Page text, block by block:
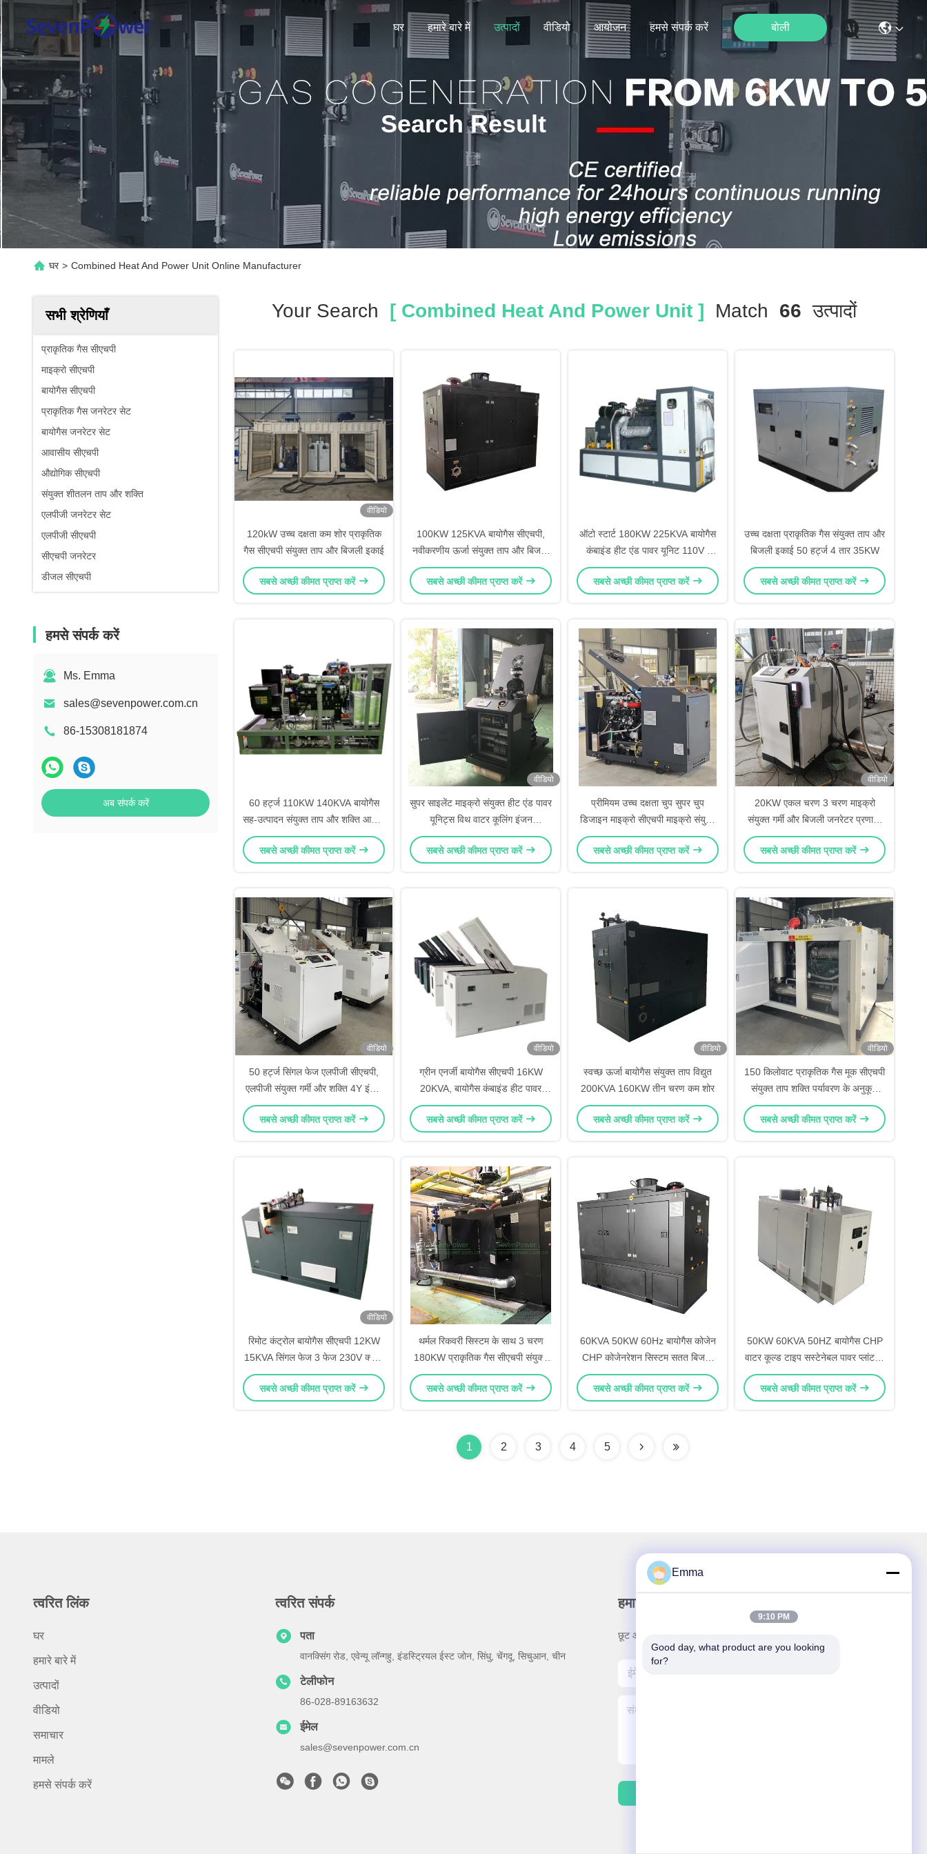
घर हमारे बारे में उत्पादों वीडियो आयोजन हमसे संपर्क करें बोली
Search Result
घर > Combined Heat And Power Unit Online Manufacturer
सभी श्रेणियाँ
प्राकृतिक गैस सीएचपी
माइक्रो सीएचपी
बायोगैस सीएचपी
प्राकृतिक गैस जनरेटर सेट
बायोगैस जनरेटर सेट
आवासीय सीएचपी
औद्योगिक सीएचपी
संयुक्त शीतलन ताप और शक्ति
एलपीजी जनरेटर सेट
एलपीजी सीएचपी
सीएचपी जनरेटर
डीजल सीएचपी
हमसे संपर्क करें
Ms. Emma
sales@sevenpower.com.cn
86-15308181874
अब संपर्क करें
Your Search [ Combined Heat And Power Unit ] Match 66 उत्पादों
वीडियो
120kW उच्च दक्षता कम शोर प्राकृतिक
गैस सीएचपी संयुक्त ताप और बिजली इकाई
सबसे अच्छी कीमत प्राप्त करें
100KW 125KVA बायोगैस सीएचपी,
नवीकरणीय ऊर्जा संयुक्त ताप और बिजली
इकाई
सबसे अच्छी कीमत प्राप्त करें
ऑटो स्टार्ट 180KW 225KVA बायोगैस
कंबाइंड हीट एंड पावर यूनिट 110V /
220V नवीकरणीय ऊर्जा
सबसे अच्छी कीमत प्राप्त करें
उच्च दक्षता प्राकृतिक गैस संयुक्त ताप और
बिजली इकाई 50 हर्ट्ज 4 तार 35KW
सबसे अच्छी कीमत प्राप्त करें
60 हर्ट्ज 110KW 140KVA बायोगैस
सह-उत्पादन संयुक्त ताप और शक्ति आसान
रखरखाव
सबसे अच्छी कीमत प्राप्त करें
वीडियो
सुपर साइलेंट माइक्रो संयुक्त हीट एंड पावर
यूनिट्स विथ वाटर कूलिंग इंजन
आरपीएम1800
सबसे अच्छी कीमत प्राप्त करें
प्रीमियम उच्च दक्षता चुप सुपर चुप
डिजाइन माइक्रो सीएचपी माइक्रो संयुक्त
गर्मी और बिजली इकाई
सबसे अच्छी कीमत प्राप्त करें
वीडियो
20KW एकल चरण 3 चरण माइक्रो
संयुक्त गर्मी और बिजली जनरेटर प्रणाली
50Hz 60Hz
सबसे अच्छी कीमत प्राप्त करें
वीडियो
50 हर्ट्ज सिंगल फेज एलपीजी सीएचपी,
एलपीजी संयुक्त गर्मी और शक्ति 4Y इंजन
4 सिलेंडर के साथ
सबसे अच्छी कीमत प्राप्त करें
वीडियो
ग्रीन एनर्जी बायोगैस सीएचपी 16KW
20KVA, बायोगैस कंबाइंड हीट पावर
सिस्टम सीई सत्यापित
सबसे अच्छी कीमत प्राप्त करें
वीडियो
स्वच्छ ऊर्जा बायोगैस संयुक्त ताप विद्युत
200KVA 160KW तीन चरण कम शोर
सबसे अच्छी कीमत प्राप्त करें
वीडियो
150 किलोवाट प्राकृतिक गैस मूक सीएचपी
संयुक्त ताप शक्ति पर्यावरण के अनुकूल
डिजाइन
सबसे अच्छी कीमत प्राप्त करें
वीडियो
रिमोट कंट्रोल बायोगैस सीएचपी 12KW
15KVA सिंगल फेज 3 फेज 230V क्लीन
पावर सीई स्वीकृत
सबसे अच्छी कीमत प्राप्त करें
थर्मल रिकवरी सिस्टम के साथ 3 चरण
180KW प्राकृतिक गैस सीएचपी संयुक्त
गर्मी शक्ति ड्यूट्ज इंजन
सबसे अच्छी कीमत प्राप्त करें
60KVA 50KW 60Hz बायोगैस कोजेन
CHP कोजेनरेशन सिस्टम सतत बिजली
संयंत्र के लिए
सबसे अच्छी कीमत प्राप्त करें
50KW 60KVA 50HZ बायोगैस CHP
वाटर कूल्ड टाइप सस्टेनेबल पावर प्लांट के
लिए
सबसे अच्छी कीमत प्राप्त करें
1 2 3 4 5
त्वरित लिंक
घर
हमारे बारे में
उत्पादों
वीडियो
समाचार
मामले
हमसे संपर्क करें
त्वरित संपर्क
पता
वानक्सिंग रोड, एवेन्यू लॉन्गहु, इंडस्ट्रियल ईस्ट जोन, सिंधु, चेंगदू, सिचुआन, चीन
टेलीफोन
86-028-89163632
ईमेल
sales@sevenpower.com.cn
हमारा समाचार पत्र
छूट और अधिक के लिए हमारे न्यूज़लेटर की सदस्यता लें।
Emma
9:10 PM
Good day, what product are you looking
for?